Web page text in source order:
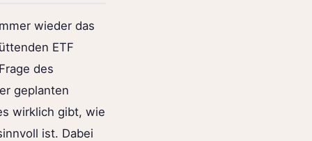
wieder das
ETF
des
geplanten
wirklich gibt, wie
ist. Dabei